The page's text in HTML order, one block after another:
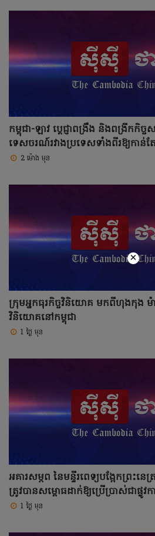
កម្ពុជា-ឡាវ ប្ដេជ្ញាពង្រឹង និងពង្រីកកិ
ទេសចរណ៍រវាងប្រទេសទាំងពីរឱ្យកាន់ត
2 ម៉ោង មុន
ក្រុមអ្នកធុរកិច្ចវិនិយោគ មកពីហុងកុង
វិនិយោគនៅកម្ពុជា
1 ថ្ងៃ មុន
អគារសម្ភព នៃមន្ទីរពេទ្យបង្អែកព្រះនេ
ត្រូវបានសម្ពោធដាក់ឱ្យប្រើប្រាស់ជាផ្លូវក
1 ថ្ងៃ មុន
×